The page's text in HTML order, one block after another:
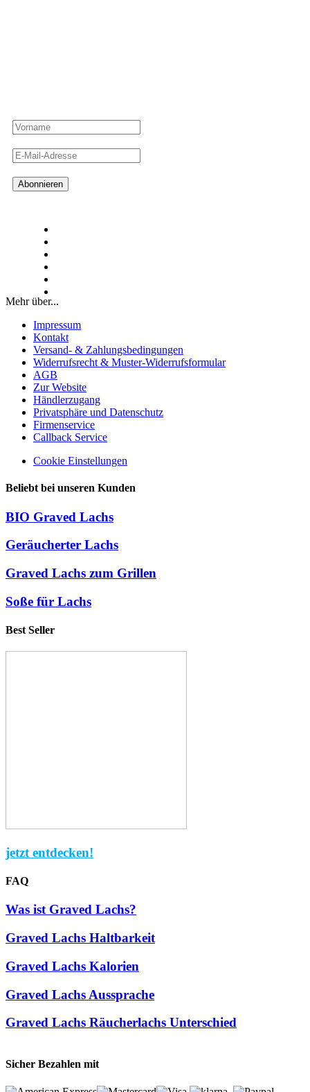
Mehr über...
Impressum
Kontakt
Versand- & Zahlungsbedingungen
Widerrufsrecht & Muster-Widerrufsformular
AGB
Zur Website
Händlerzugang
Privatsphäre und Datenschutz
Firmenservice
Callback Service
Cookie Einstellungen
Beliebt bei unseren Kunden
BIO Graved Lachs
Geräucherter Lachs
Graved Lachs zum Grillen
Soße für Lachs
Best Seller
jetzt entdecken!
FAQ
Was ist Graved Lachs?
Graved Lachs Haltbarkeit
Graved Lachs Kalorien
Graved Lachs Aussprache
Graved Lachs Räucherlachs Unterschied
Sicher Bezahlen mit